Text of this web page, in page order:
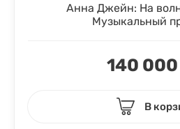
Анна Джейн: На
Музыкальный
140 000
В